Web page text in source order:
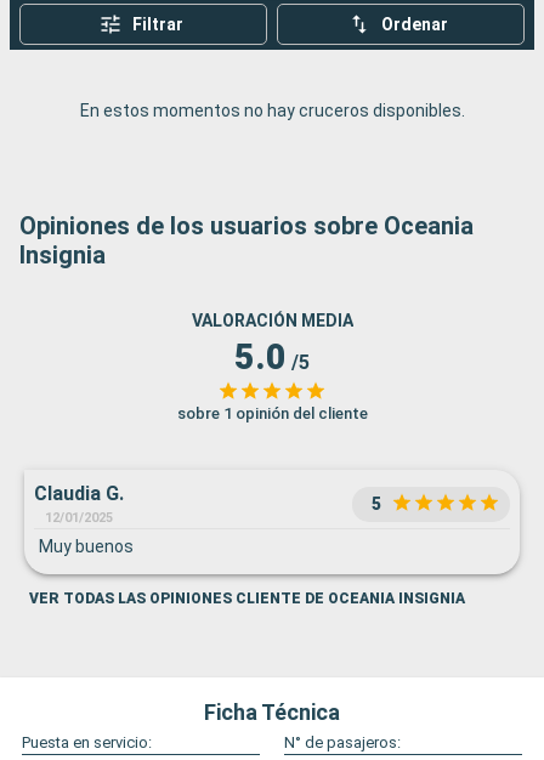
Filtrar Ordenar
En estos momentos no hay cruceros disponibles.
Opiniones de los usuarios sobre Oceania
Insignia
VALORACIÓN MEDIA
5.0 /5
sobre 1 opinión del cliente
Claudia G.
12/01/2025
5
Muy buenos
VER TODAS LAS OPINIONES CLIENTE DE OCEANIA INSIGNIA
Ficha Técnica
Puesta en servicio:
N° de pasajeros: